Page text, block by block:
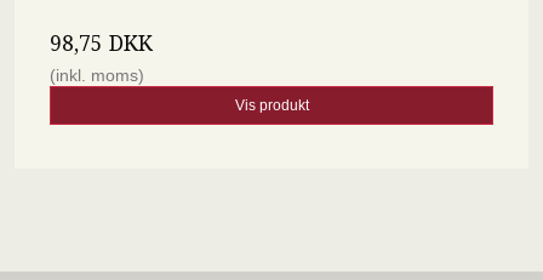
98,75 DKK
(inkl. moms)
Vis produkt